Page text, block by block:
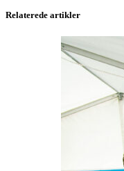
Relaterede artikler